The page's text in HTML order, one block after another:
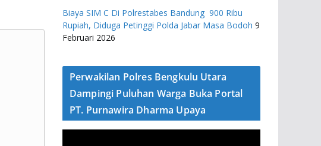
Biaya SIM C Di Polrestabes Bandung 900 Ribu
Rupiah, Diduga Petinggi Polda Jabar Masa Bodoh 9
Februari 2026
Perwakilan Polres Bengkulu Utara
Dampingi Puluhan Warga Buka Portal
PT. Purnawira Dharma Upaya